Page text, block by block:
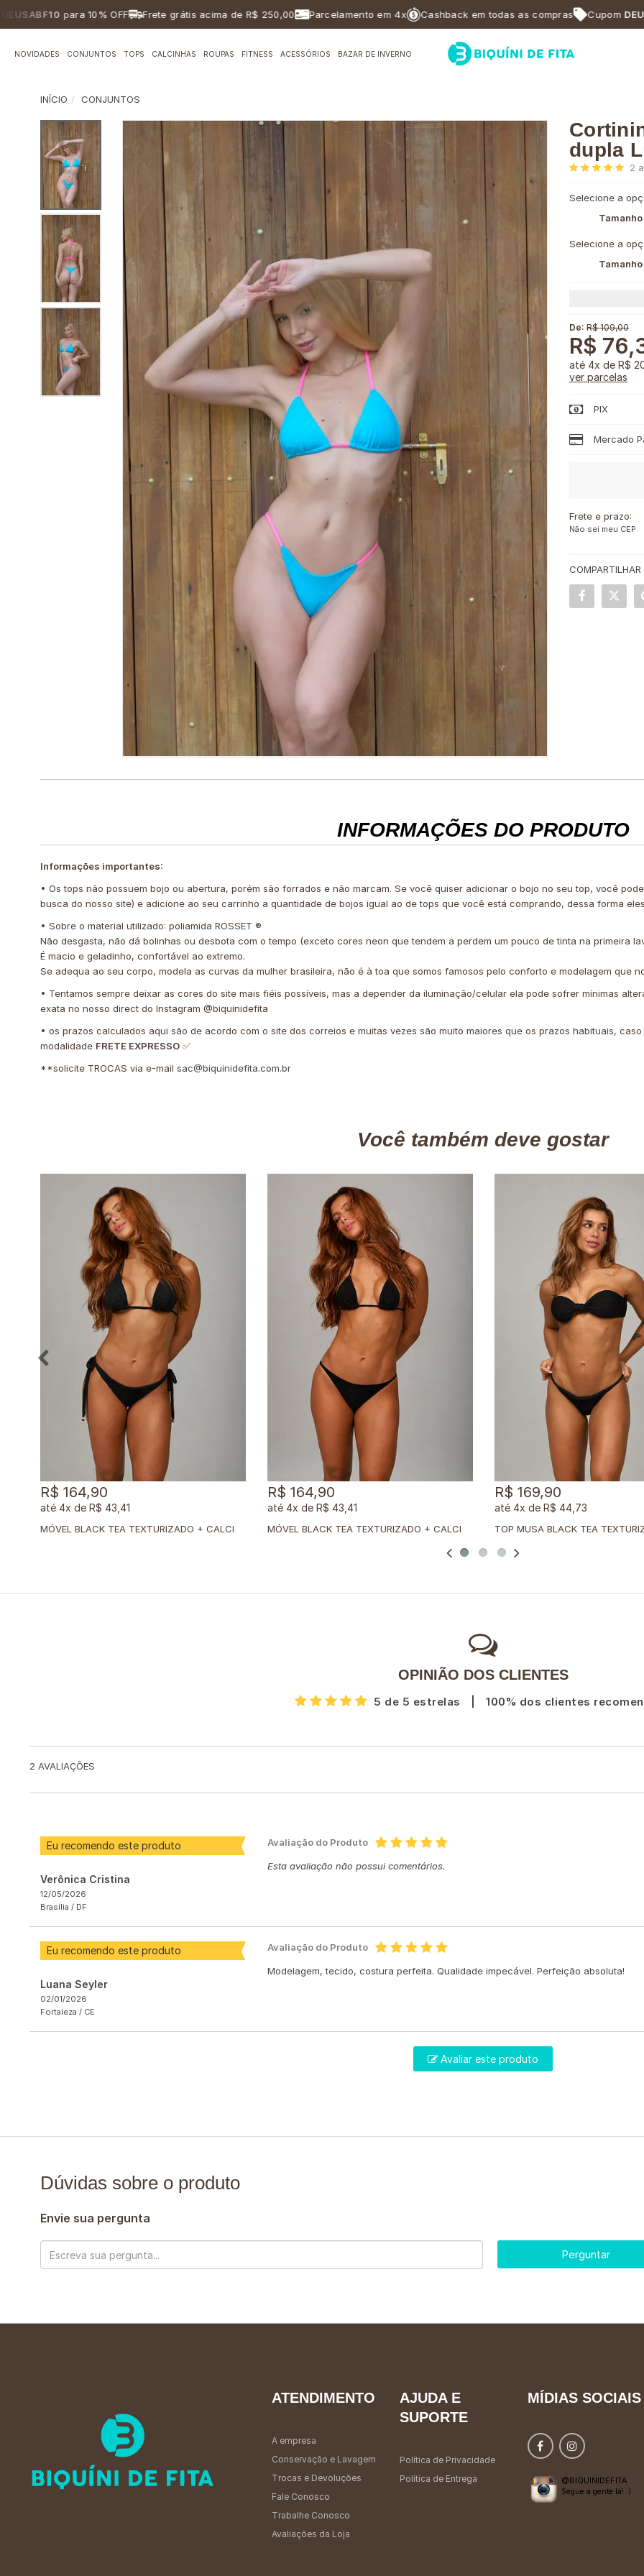
para 10% OFF Frete grátis acima de R$ 250,00 Parcelamento em 4x Cashback em todas as compras Cupom
NOVIDADES CONJUNTOS TOPS CALCINHAS ROUPAS FITNESS ACESSÓRIOS BAZAR DE INVERNO
INÍCIO CONJUNTOS
dupla
2
Selecione a
Tamanho
Selecione a
Tamanho
De:R$ 109,00
R$
4x deR$
ver parcelas
PIX
Mercado
Frete e prazo:
Não sei meu CEP
COMPARTILHAR
INFORMAÇÕES DO PRODUTO
Informações importantes:
• Os tops não possuem bojo ou abertura, porém são forrados e não marcam. Se você quiser adicionar o bojo no seu top, você
busca do nosso site) e adicione ao seu carrinho a quantidade de bojos igual ao de tops que você está comprando, dessa forma
• Sobre o material utilizado: poliamida ROSSET ®️
Não desgasta, não dá bolinhas ou desbota com o tempo (exceto cores neon que tendem a perdem um pouco de tinta na primeira
É macio e geladinho, confortável ao extremo.
Se adequa ao seu corpo, modela as curvas da mulher brasileira, não é à toa que somos famosos pelo conforto e modelagem que
• Tentamos sempre deixar as cores do site mais fiéis possíveis, mas a depender da iluminação/celular ela pode sofrer mínimas
exata no nosso direct do Instagram @biquinidefita
• os prazos calculados aqui são de acordo com o site dos correios e muitas vezes são muito maiores que os prazos habituais,
modalidade FRETE EXPRESSO ✅
**solicite TROCAS via e-mail sac@biquinidefita.com.br
Você também deve gostar
R$ 164,90
4x de R$ 43,41
R$ 164,90
4x de R$ 43,41
R$ 169,90
4x de R$ 44,73
OPINIÃO DOS CLIENTES
5 de 5 estrelas 100% dos clientes
2 AVALIAÇÕES
Eu recomendo este produto
Verônica Cristina
12/05/2026
Brasília / DF
Avaliação do Produto
Esta avaliação não possui comentários.
Eu recomendo este produto
Luana Seyler
02/01/2026
Fortaleza / CE
Avaliação do Produto
Modelagem, tecido, costura perfeita. Qualidade impecável. Perfeição absoluta!
Avaliar este produto
Dúvidas sobre o produto
Envie sua pergunta
Perguntar
ATENDIMENTO
A empresa
Conservação e Lavagem
Trocas e Devoluções
Fale Conosco
Trabalhe Conosco
Avaliações da Loja
AJUDA E
SUPORTE
Política de Privacidade
Política de Entrega
MÍDIAS SOCIAIS
@BIQUINIDEFITA
Segue a gente lá! :)